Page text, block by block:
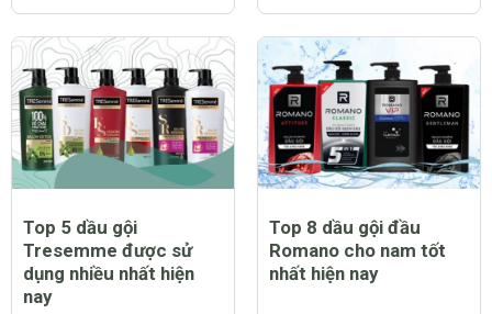
Top 5 dầu gội
Tresemme được sử
dụng nhiều nhất hiện
nay
Top 8 dầu gội đầu
Romano cho nam tốt
nhất hiện nay